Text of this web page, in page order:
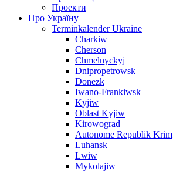
Проекти
Про Україну
Terminkalender Ukraine
Charkiw
Cherson
Chmelnyckyj
Dnipropetrowsk
Donezk
Iwano-Frankiwsk
Kyjiw
Oblast Kyjiw
Kirowograd
Autonome Republik Krim
Luhansk
Lwiw
Mykolajiw